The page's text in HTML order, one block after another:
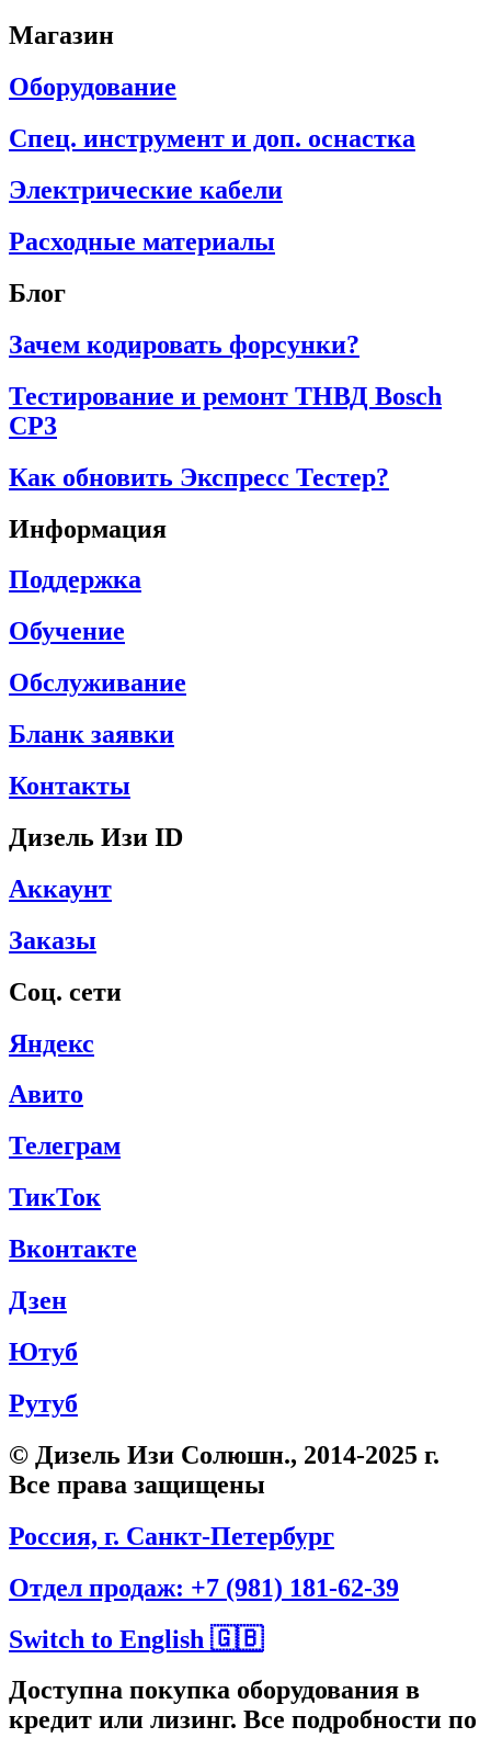
Магазин
Оборудование
Спец. инструмент и доп. оснастка
Электрические кабели
Расходные материалы
Блог
Зачем кодировать форсунки?
Тестирование и ремонт ТНВД Bosch
CP3
Как обновить Экспресс Тестер?
Информация
Поддержка
Обучение
Обслуживание
Бланк заявки
Контакты
Дизель Изи ID
Аккаунт
Заказы
Соц. сети
Яндекс
Авито
Телеграм
ТикТок
Вконтакте
Дзен
Ютуб
Рутуб
© Дизель Изи Солюшн., 2014-2025 г.
Все права защищены
Россия, г. Санкт-Петербург
Отдел продаж: +7 (981) 181-62-39
Switch to English 🇬🇧
Доступна покупка оборудования в
кредит или лизинг. Все подробности по